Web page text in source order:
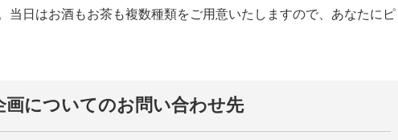
当日はお酒もお茶も複数種類をご用意いたしますので、あなたにピ
画についてのお問い合わせ先